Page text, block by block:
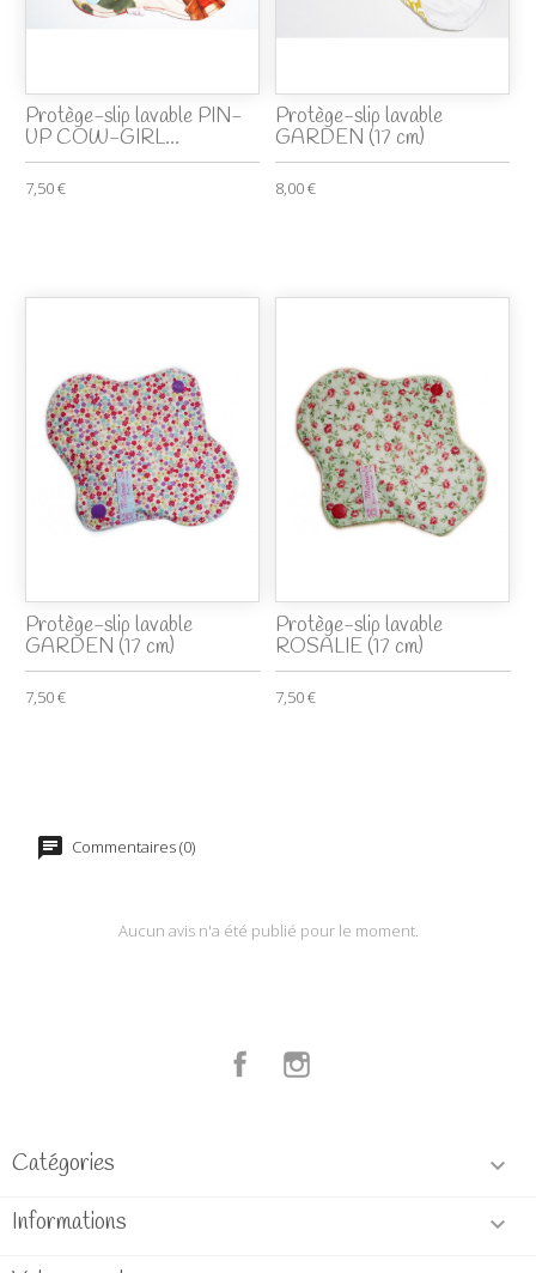
Protège-slip lavable PIN-
UP COW-GIRL...
7,50 €
Protège-slip lavable
GARDEN (17 cm)
8,00 €
Protège-slip lavable
GARDEN (17 cm)
7,50 €
Protège-slip lavable
ROSALIE (17 cm)
7,50 €
Commentaires (0)
Aucun avis n'a été publié pour le moment.
Facebook
Catégories 
Informations 